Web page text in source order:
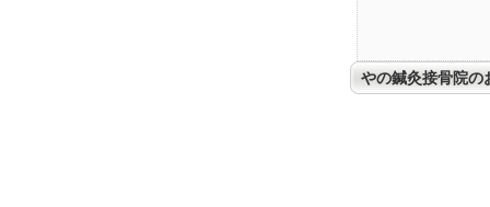
やの鍼灸接骨院